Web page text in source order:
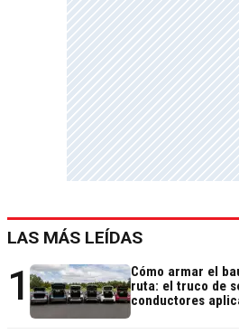
LAS MÁS LEÍDAS
1
Cómo armar el
ruta: el truco de
conductores